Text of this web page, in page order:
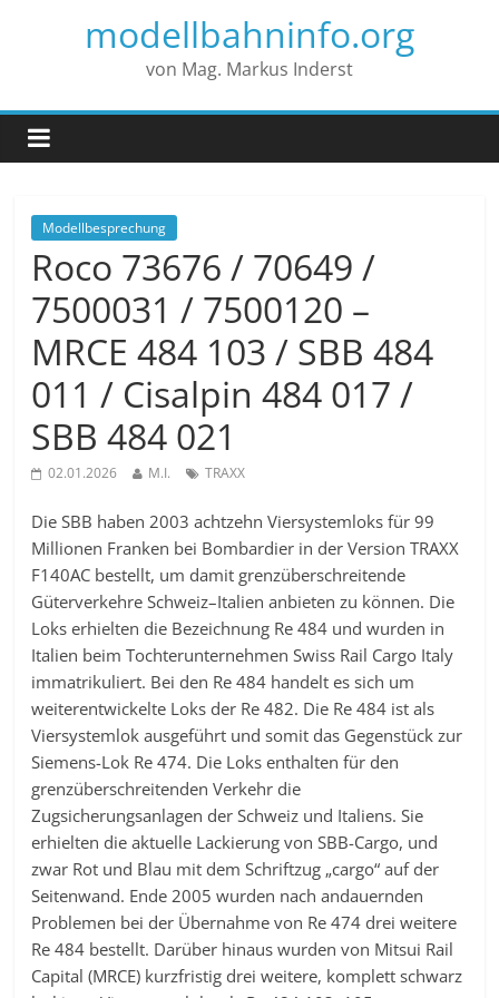
modellbahninfo.org
von Mag. Markus Inderst
Modellbesprechung
Roco 73676 / 70649 /
7500031 / 7500120 –
MRCE 484 103 / SBB 484
011 / Cisalpin 484 017 /
SBB 484 021
02.01.2026 M.I. TRAXX
Die SBB haben 2003 achtzehn Viersystemloks für 99
Millionen Franken bei Bombardier in der Version TRAXX
F140AC bestellt, um damit grenzüberschreitende
Güterverkehre Schweiz–Italien anbieten zu können. Die
Loks erhielten die Bezeichnung Re 484 und wurden in
Italien beim Tochterunternehmen Swiss Rail Cargo Italy
immatrikuliert. Bei den Re 484 handelt es sich um
weiterentwickelte Loks der Re 482. Die Re 484 ist als
Viersystemlok ausgeführt und somit das Gegenstück zur
Siemens-Lok Re 474. Die Loks enthalten für den
grenzüberschreitenden Verkehr die
Zugsicherungsanlagen der Schweiz und Italiens. Sie
erhielten die aktuelle Lackierung von SBB-Cargo, und
zwar Rot und Blau mit dem Schriftzug „cargo“ auf der
Seitenwand. Ende 2005 wurden nach andauernden
Problemen bei der Übernahme von Re 474 drei weitere
Re 484 bestellt. Darüber hinaus wurden von Mitsui Rail
Capital (MRCE) kurzfristig drei weitere, komplett schwarz